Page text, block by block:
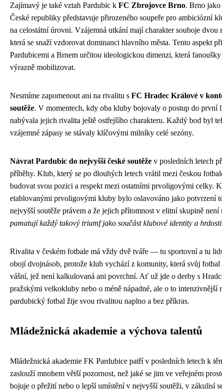
Zajímavý je také vztah Pardubic k FC Zbrojovce Brno. Brno jako
České republiky představuje přirozeného soupeře pro ambiciózní
na celostátní úrovni. Vzájemná utkání mají charakter souboje dvou
která se snaží vzdorovat dominanci hlavního města. Tento aspekt
Pardubicemi a Brnem určitou ideologickou dimenzi, která
výrazně mobilizovat.
Nesmíme zapomenout ani na rivalitu s FC Hradec Králové v
soutěže. V momentech, kdy oba kluby bojovaly o postup do první
nabývala jejich rivalita ještě ostřejšího charakteru. Každý bod byl
vzájemné zápasy se stávaly klíčovými milníky celé sezóny.
Návrat Pardubic do nejvyšší české soutěže v posledních letech
příběhy. Klub, který se po dlouhých letech vrátil mezi českou
budovat svou pozici a respekt mezi ostatními prvoligovými celky.
etablovanými prvoligovými kluby bylo oslavováno jako potvrzení
nejvyšší soutěže právem a že jejich přítomnost v elitní skupině
pamatují každý takový triumf jako součást klubové identity a
Rivalita v českém fotbale má vždy dvě tváře — tu sportovní a tu
obojí dvojnásob, protože klub vychází z komunity, která svůj
vášní, jež není kalkulovaná ani povrchní. Ať už jde o derby s
pražskými velkokluby nebo o méně nápadné, ale o to intenzivnější
pardubický fotbal žije svou rivalitou naplno a bez příkras.
Mládežnická akademie a výchova talentů
Mládežnická akademie FK Pardubice patří v posledních letech k
zaslouží mnohem větší pozornost, než jaké se jim ve veřejném
bojuje o přežití nebo o lepší umístění v nejvyšší soutěži, v zákulisí